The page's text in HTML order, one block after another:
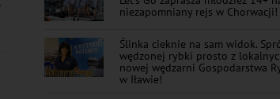
niezapomniany rejs w Chorwacji!
Ślinka cieknie na sam widok.
wędzonej rybki prosto z
nowej wędzarni Gospodarstwa
w Iławie!